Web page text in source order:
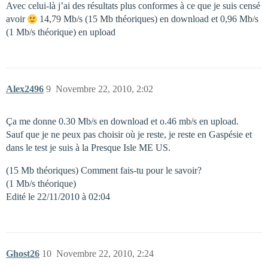
Avec celui-là j’ai des résultats plus conformes à ce que je suis censé
avoir
14,79 Mb/s (15 Mb théoriques) en download et 0,96 Mb/s
(1 Mb/s théorique) en upload
Alex2496 Novembre 22, 2010, 2:02
9
Ça me donne 0.30 Mb/s en download et o.46 mb/s en upload.
Sauf que je ne peux pas choisir où je reste, je reste en Gaspésie et
dans le test je suis à la Presque Isle ME US.
(15 Mb théoriques) Comment fais-tu pour le savoir?
(1 Mb/s théorique)
Edité le 22/11/2010 à 02:04
Ghost26 Novembre 22, 2010, 2:24
10